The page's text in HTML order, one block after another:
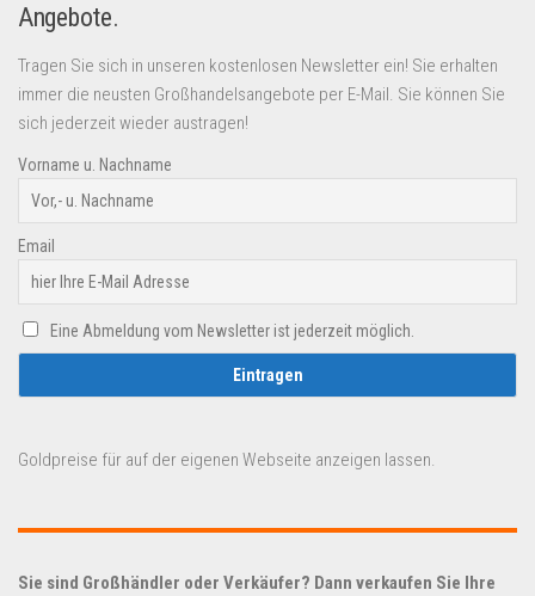
Angebote.
Tragen Sie sich in unseren kostenlosen Newsletter ein! Sie erhalten
immer die neusten Großhandelsangebote per E-Mail. Sie können Sie
sich jederzeit wieder austragen!
Vorname u. Nachname
Email
Eine Abmeldung vom Newsletter ist jederzeit möglich.
Goldpreise für auf der eigenen Webseite anzeigen lassen.
Sie sind Großhändler oder Verkäufer? Dann verkaufen Sie Ihre